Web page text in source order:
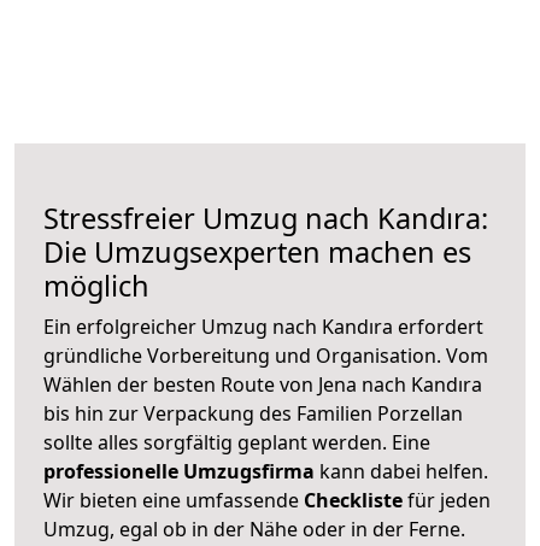
Stressfreier Umzug nach Kandıra:
Die Umzugsexperten machen es
möglich
Ein erfolgreicher Umzug nach Kandıra erfordert
gründliche Vorbereitung und Organisation. Vom
Wählen der besten Route von Jena nach Kandıra
bis hin zur Verpackung des Familien Porzellan
sollte alles sorgfältig geplant werden. Eine
professionelle Umzugsfirma kann dabei helfen.
Wir bieten eine umfassende Checklistefür jeden
Umzug, egal ob in der Nähe oder in der Ferne.